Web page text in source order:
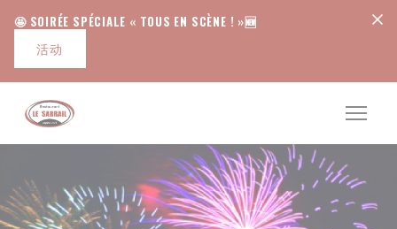
🤩 SOIRÉE SPÉCIALE « TOUS EN SCÈNE ! »🆕
活动